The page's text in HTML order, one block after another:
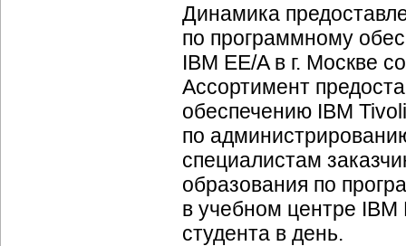
Динамика
по программному
IBM EE/A в г. Москве
Ассортимент
обеспечению IBM
по
специалистам
образования по
в учебном центре IBM
студента в день.